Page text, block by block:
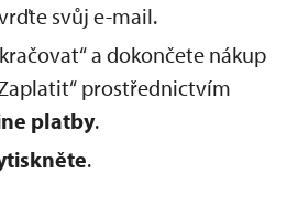
svůj e-mail.
a dokončete nákup
prostřednictvím
platby.
.